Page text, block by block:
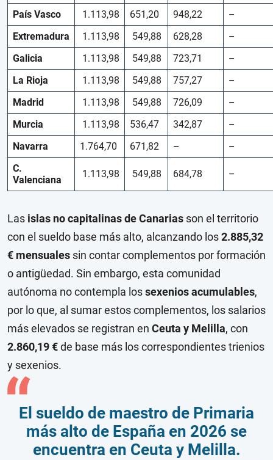
País Vasco 1.113,98 651,20 948,22
–
Extremadura
1.113,98 549,88 628,28
–
Galicia
1.113,98 549,88 723,71
–
La Rioja
1.113,98 549,88 757,27
–
Madrid
1.113,98 549,88 726,09
–
Murcia
1.113,98 536,47 342,87
–
Navarra
1.764,70 671,82 –
–
C.
Valenciana
1.113,98 549,88 684,78 –
Las islas no capitalinas de Canarias son el territorio
con el sueldo base más alto, alcanzando los2.885,32
€ mensuales sin contar complementos por formación
o antigüedad. Sin embargo, esta comunidad
autónoma no contempla lossexenios acumulables,
por lo que, al sumar estos complementos, los salarios
más elevados se registran en Ceuta y Melilla, con
2.860,19 €de base más los correspondientes trienios
y sexenios.
El sueldo de maestro de Primaria
más alto de España en 2026 se
encuentra en Ceuta y Melilla.